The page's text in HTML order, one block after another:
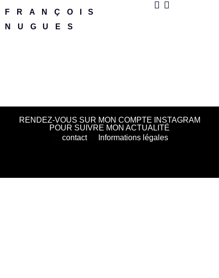
FRANÇOIS
NUGUES
RENDEZ-VOUS SUR MON COMPTE INSTAGRAM
POUR SUIVRE MON ACTUALITÉ
contact
Informations légales